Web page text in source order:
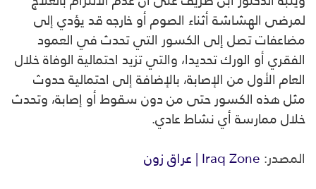
لمرضى الهشاشة أثناء الصوم أو خارجه قد يؤدي إلى
مضاعفات تصل إلى الكسور التي تحدث في العمود
الفقري أو الورك تحديدا، والتي تزيد احتمالية الوفاة خلال
العام الأول من الإصابة، بالإضافة إلى احتمالية حدوث
‎مثل هذه الكسور حتى من دون سقوط أو إصابة، وتحدث
خلال ممارسة أي نشاط عادي.
المصدر:Iraq Zone | عراق زون